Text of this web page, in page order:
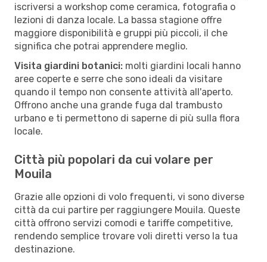
iscriversi a workshop come ceramica, fotografia o
lezioni di danza locale. La bassa stagione offre
maggiore disponibilità e gruppi più piccoli, il che
significa che potrai apprendere meglio.
Visita giardini botanici: molti giardini locali hanno
aree coperte e serre che sono ideali da visitare
quando il tempo non consente attività all'aperto.
Offrono anche una grande fuga dal trambusto
urbano e ti permettono di saperne di più sulla flora
locale.
Città più popolari da cui volare per
Mouila
Grazie alle opzioni di volo frequenti, vi sono diverse
città da cui partire per raggiungere Mouila. Queste
città offrono servizi comodi e tariffe competitive,
rendendo semplice trovare voli diretti verso la tua
destinazione.